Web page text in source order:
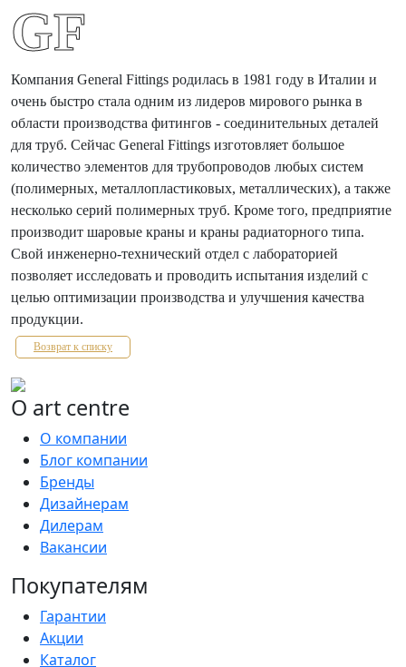
GF
Компания General Fittings родилась в 1981 году в Италии и
очень быстро стала одним из лидеров мирового рынка в
области производства фитингов - соединительных деталей
для труб. Сейчас General Fittings изготовляет большое
количество элементов для трубопроводов любых систем
(полимерных, металлопластиковых, металлических), а также
несколько серий полимерных труб. Кроме того, предприятие
производит шаровые краны и краны радиаторного типа.
Свой инженерно-технический отдел с лабораторией
позволяет исследовать и проводить испытания изделий с
целью оптимизации производства и улучшения качества
продукции.
Возврат к списку
О art centre
О компании
Блог компании
Бренды
Дизайнерам
Дилерам
Вакансии
Покупателям
Гарантии
Акции
Каталог